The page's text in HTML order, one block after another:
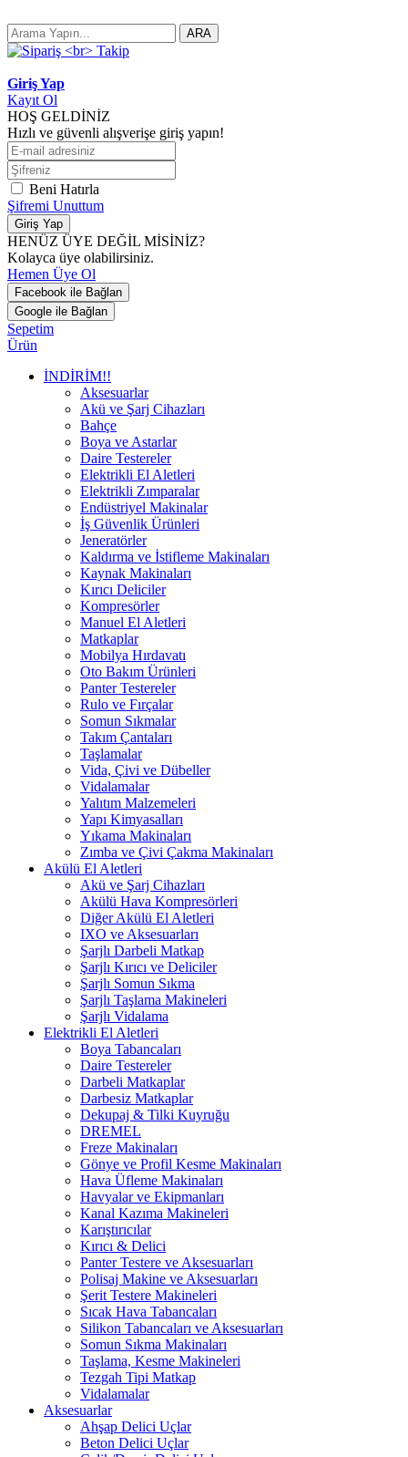
ARA
Giriş Yap
Kayıt Ol
HOŞ GELDİNİZ
Hızlı ve güvenli alışverişe giriş yapın!
Beni Hatırla
Şifremi Unuttum
Giriş Yap
HENÜZ ÜYE DEĞİL MİSİNİZ?
Kolayca üye olabilirsiniz.
Hemen Üye Ol
Facebook ile Bağlan
Google ile Bağlan
Sepetim
Ürün
İNDİRİM!!
Aksesuarlar
Akü ve Şarj Cihazları
Bahçe
Boya ve Astarlar
Daire Testereler
Elektrikli El Aletleri
Elektrikli Zımparalar
Endüstriyel Makinalar
İş Güvenlik Ürünleri
Jeneratörler
Kaldırma ve İstifleme Makinaları
Kaynak Makinaları
Kırıcı Deliciler
Kompresörler
Manuel El Aletleri
Matkaplar
Mobilya Hırdavatı
Oto Bakım Ürünleri
Panter Testereler
Rulo ve Fırçalar
Somun Sıkmalar
Takım Çantaları
Taşlamalar
Vida, Çivi ve Dübeller
Vidalamalar
Yalıtım Malzemeleri
Yapı Kimyasalları
Yıkama Makinaları
Zımba ve Çivi Çakma Makinaları
Akülü El Aletleri
Akü ve Şarj Cihazları
Akülü Hava Kompresörleri
Diğer Akülü El Aletleri
IXO ve Aksesuarları
Şarjlı Darbeli Matkap
Şarjlı Kırıcı ve Deliciler
Şarjlı Somun Sıkma
Şarjlı Taşlama Makineleri
Şarjlı Vidalama
Elektrikli El Aletleri
Boya Tabancaları
Daire Testereler
Darbeli Matkaplar
Darbesiz Matkaplar
Dekupaj & Tilki Kuyruğu
DREMEL
Freze Makinaları
Gönye ve Profil Kesme Makinaları
Hava Üfleme Makinaları
Havyalar ve Ekipmanları
Kanal Kazıma Makineleri
Karıştırıcılar
Kırıcı & Delici
Panter Testere ve Aksesuarları
Polisaj Makine ve Aksesuarları
Şerit Testere Makineleri
Sıcak Hava Tabancaları
Silikon Tabancaları ve Aksesuarları
Somun Sıkma Makinaları
Taşlama, Kesme Makineleri
Tezgah Tipi Matkap
Vidalamalar
Aksesuarlar
Ahşap Delici Uçlar
Beton Delici Uçlar